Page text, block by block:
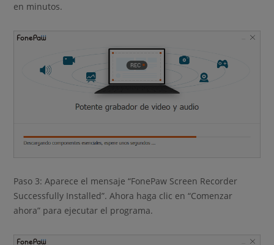
en minutos.
Paso 3: Aparece el mensaje “FonePaw Screen Recorder
Successfully Installed”. Ahora haga clic en “Comenzar
ahora” para ejecutar el programa.